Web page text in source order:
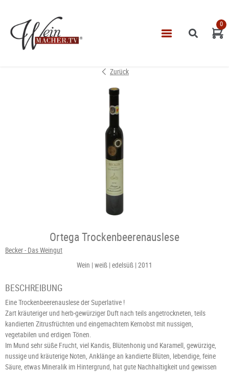
LEISTUNGEN
IMPRESSUM
0
Zurück
Ortega Trockenbeerenauslese
Becker - Das Weingut
Wein weiß edelsüß 2011
BESCHREIBUNG
Eine Trockenbeerenauslese der Superlative !
Zart kräuteriger und herb-gewürziger Duft nach teils angetrockneten, teils
kandierten Zitrusfrüchten und eingemachtem Kernobst mit nussigen,
vegetabilen und erdigen Tönen.
Im Mund sehr süße Frucht, viel Kandis, Blütenhonig und Karamell, gewürzige,
nussige und kräuterige Noten, Anklänge an kandierte Blüten, lebendige, feine
Säure, etwas Mineralik im Hintergrund, hat gute Nachhaltigkeit und gewissen